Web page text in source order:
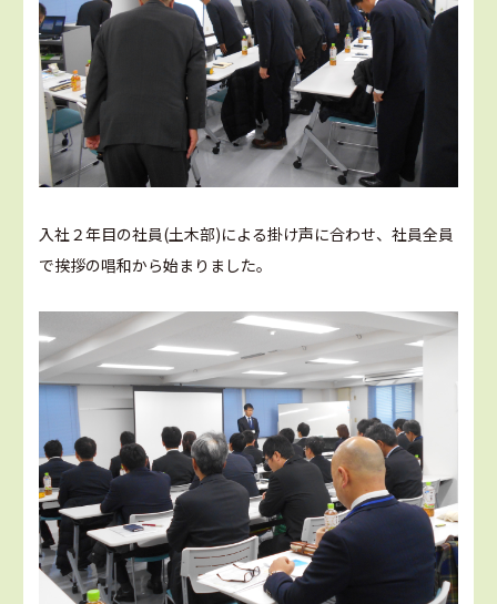
入社２年目の社員(土木部)による掛け声に合わせ、社員全員
で挨拶の唱和から始まりました。